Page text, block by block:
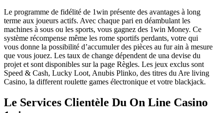
Le programme de fidélité de 1win présente des avantages à long
terme aux joueurs actifs. Avec chaque pari en déambulant les
machines à sous ou les sports, vous gagnez des 1win Money. Ce
système récompense même les rome sportifs perdants, votre qui
vous donne la possibilité d’accumuler des pièces au fur ain à mesure
que vous jouez. Les taux de change dépendent de una devise du
projet et sont disponibles sur la page Règles. Les jeux exclus sont
Speed & Cash, Lucky Loot, Anubis Plinko, des titres du Are living
Casino, la different roulette games électronique et votre blackjack.
Le Services Clientèle Du On Line Casino